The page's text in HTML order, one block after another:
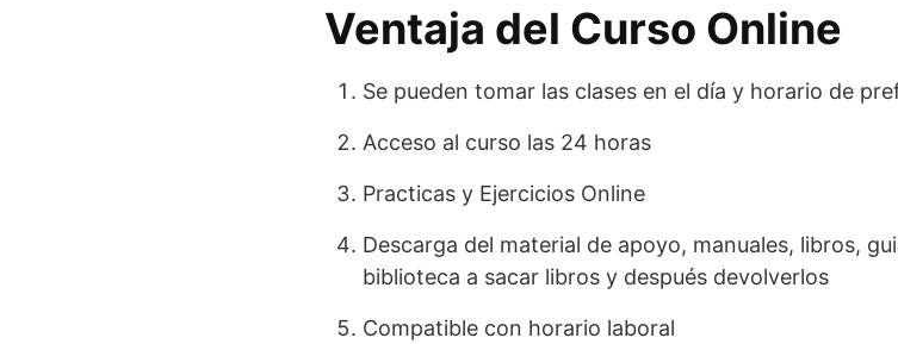
Ventaja del Curso Online
Se pueden tomar las clases en el día y horario de
Acceso al curso las 24 horas
Practicas y Ejercicios Online
Descarga del material de apoyo, manuales, libros,
biblioteca a sacar libros y después devolverlos
Compatible con horario laboral